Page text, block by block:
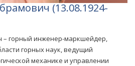
(13.08.1924-
горный инженер-маркшейдер,
горных наук, ведущий
механике и управлении